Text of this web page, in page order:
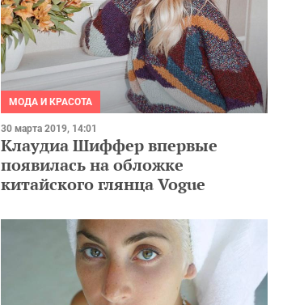
МОДА И КРАСОТА
30 марта 2019, 14:01
Клаудиа Шиффер впервые
появилась на обложке
китайского глянца Vogue